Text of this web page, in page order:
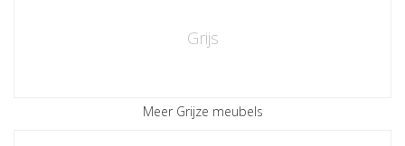
Grijs
Meer Grijze meubels